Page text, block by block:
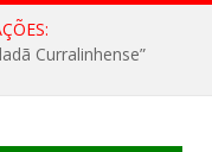
Curralinhense”